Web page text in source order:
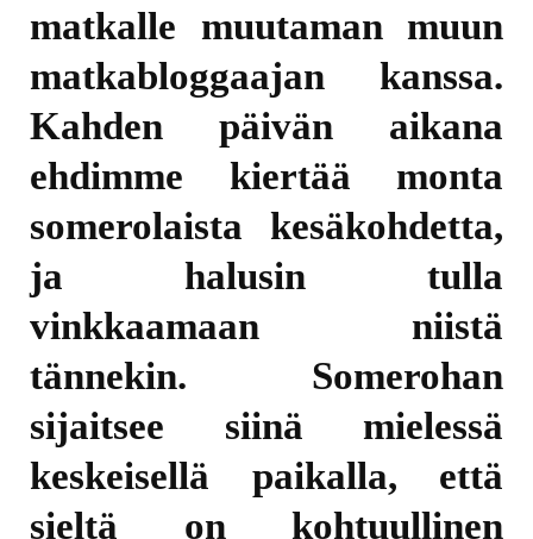
matkalle muutaman muun
matkabloggaajan kanssa.
Kahden päivän aikana
ehdimme kiertää monta
somerolaista kesäkohdetta,
ja halusin tulla
vinkkaamaan niistä
tännekin. Somerohan
sijaitsee siinä mielessä
keskeisellä paikalla, että
sieltä on kohtuullinen